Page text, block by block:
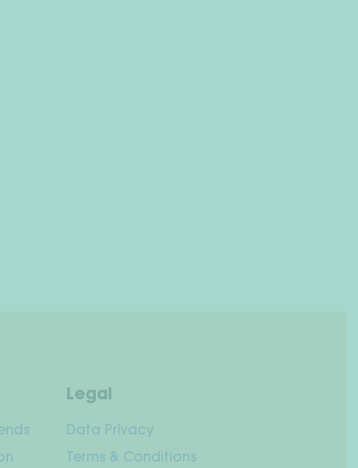
Legal
Data Privacy
Terms & Conditions